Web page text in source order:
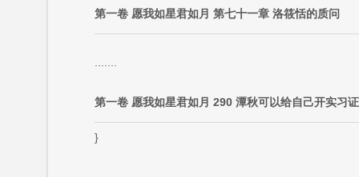
第一卷 愿我如星君如月 第七十一章 洛筱恬的质问
第一卷 愿我如星君如月 290 潭秋可以给自己开实习
}